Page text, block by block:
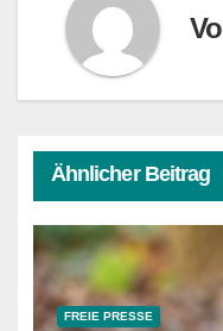
Ähnlicher Beitrag
FREIE PRESSE